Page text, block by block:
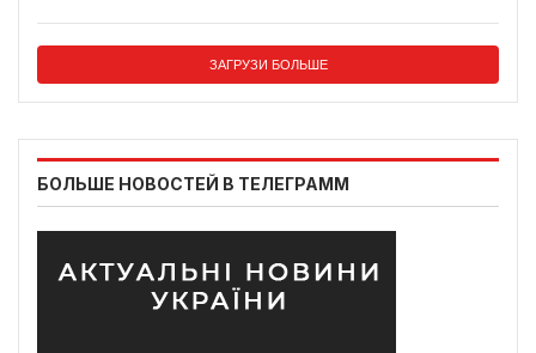
ЗАГРУЗИ БОЛЬШЕ
БОЛЬШЕ НОВОСТЕЙ В ТЕЛЕГРАММ